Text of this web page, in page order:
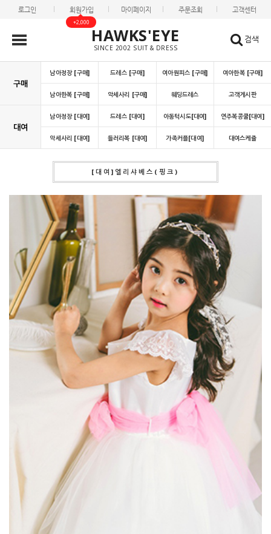
로그인 회원가입
+2,000
마이페이지 주문조회 고객센터
HAWKS'EYE
SINCE 2002 SUIT & DRESS
검색
구매
남아정장 [구매] 드레스 [구매] 여아원피스 [구매] 여아한복 [구매]
남아한복 [구매] 악세사리 [구매] 웨딩드레스 고객게시판
대여
남아정장 [대여] 드레스 [대여] 아동턱시도[대여] 연주복콩쿨[대여]
악세사리 [대여] 들러리복 [대여] 가족커플[대여] 대여스케쥴
[대여]엘리샤베스(핑크)